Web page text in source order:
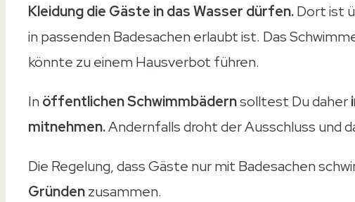
Kleidung die Gäste in das Wasser dürfen.Dort ist
in passenden Badesachen erlaubt ist. Das
könnte zu einem Hausverbot führen.
Inöffentlichen Schwimmbädernsolltest Du daher
mitnehmen.Andernfalls droht der Ausschluss und
Die Regelung, dass Gäste nur mit Badesachen
Gründenzusammen.